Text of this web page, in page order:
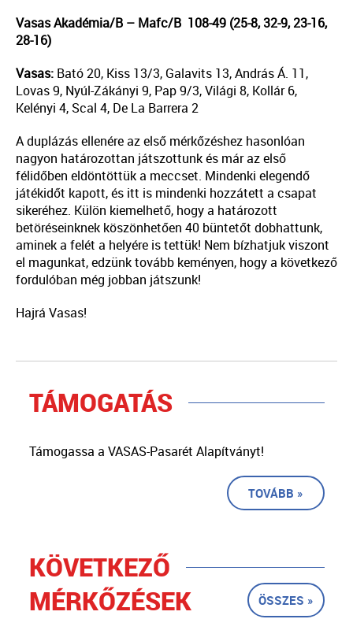
Vasas Akadémia/B – Mafc/B 108-49 (25-8, 32-9, 23-16,
28-16)
Vasas: Bató 20, Kiss 13/3, Galavits 13, András Á. 11,
Lovas 9, Nyúl-Zákányi 9, Pap 9/3, Világi 8, Kollár 6,
Kelényi 4, Scal 4, De La Barrera 2
A duplázás ellenére az első mérkőzéshez hasonlóan
nagyon határozottan játszottunk és már az első
félidőben eldöntöttük a meccset. Mindenki elegendő
játékidőt kapott, és itt is mindenki hozzátett a csapat
sikeréhez. Külön kiemelhető, hogy a határozott
betöréseinknek köszönhetően 40 büntetőt dobhattunk,
aminek a felét a helyére is tettük! Nem bízhatjuk viszont
el magunkat, edzünk tovább keményen, hogy a következő
fordulóban még jobban játszunk!
Hajrá Vasas!
TÁMOGATÁS
Támogassa a VASAS-Pasarét Alapítványt!
TOVÁBB »
KÖVETKEZŐ
MÉRKŐZÉSEK
ÖSSZES »